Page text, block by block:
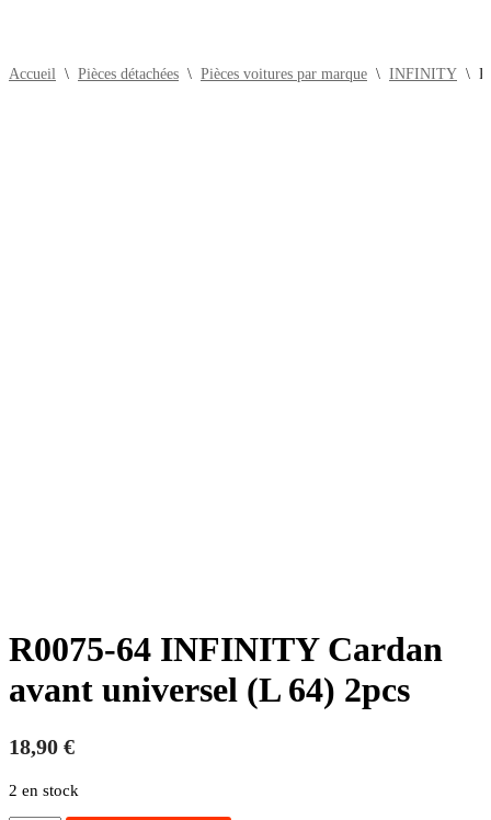
Accueil \ Pièces détachées \ Pièces voitures par marque \ INFINITY \
R0075-64 INFINITY Cardan
avant universel (L 64) 2pcs
18,90 €
2 en stock